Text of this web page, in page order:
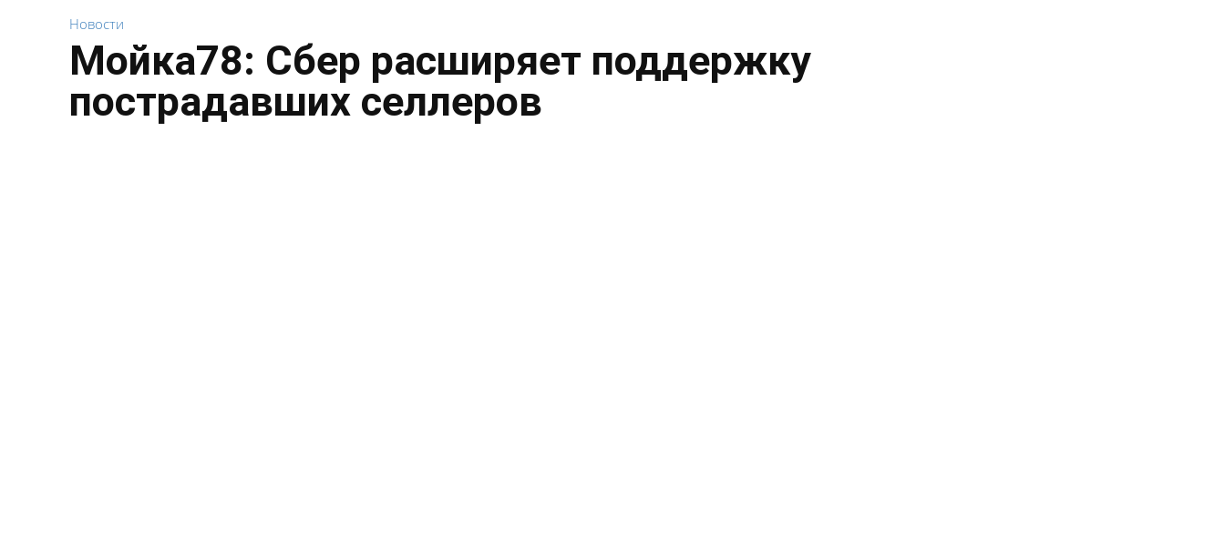
Новости
Мойка78: Сбер расширяет поддержку
пострадавших селлеров